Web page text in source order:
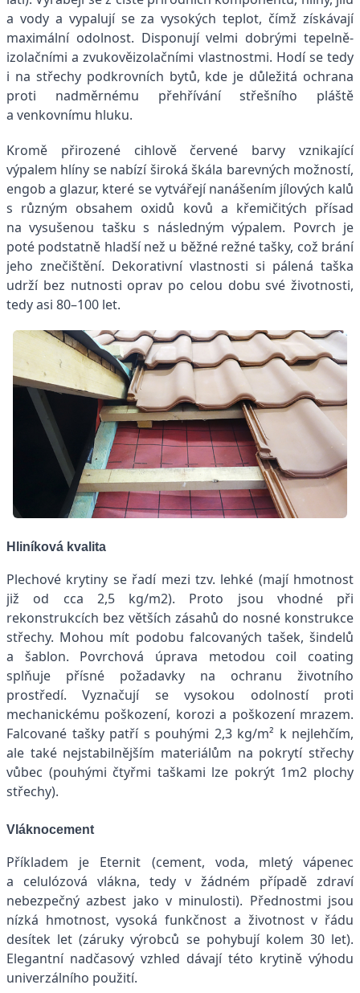
a vody a vypalují se za vysokých teplot, čímž získávají
maximální odolnost. Disponují velmi dobrými tepelně­
izolačními a zvukověizolačními vlastnostmi. Hodí se tedy
i na střechy podkrovních bytů, kde je důležitá ochrana
proti nadměrnému přehřívání střešního pláště
a venkovnímu hluku.
Kromě přirozené cihlově červené barvy vznikající
výpalem hlíny se nabízí široká škála barevných možností,
engob a glazur, které se vytvářejí nanášením jílových kalů
s různým obsahem oxidů kovů a křemičitých přísad
na vysušenou tašku s následným výpalem. Povrch je
poté podstatně hladší než u běžné režné tašky, což brání
jeho znečištění. Dekorativní vlastnosti si pálená taška
udrží bez nutnosti oprav po celou dobu své životnosti,
tedy asi 80–100 let.
Hliníková kvalita
Plechové krytiny se řadí mezi tzv. lehké (mají hmotnost
již od cca 2,5 kg/m2). Proto jsou vhodné při
rekonstrukcích bez větších zásahů do nosné konstrukce
střechy. Mohou mít podobu falcovaných tašek, šindelů
a šablon. Povrchová úprava metodou coil coating
splňuje přísné požadavky na ochranu životního
prostředí. Vyznačují se vysokou odolností proti
mechanickému poškození, korozi a poškození mrazem.
Falcované tašky patří s pouhými 2,3 kg/m² k nejlehčím,
ale také nejstabilnějším materiálům na pokrytí střechy
vůbec (pouhými čtyřmi taškami lze pokrýt 1m2 plochy
střechy).
Vláknocement
Příkladem je Eternit (cement, voda, mletý vápenec
a celulózová vlákna, tedy v žádném případě zdraví
nebezpečný azbest jako v minulosti). Přednostmi jsou
nízká hmotnost, vysoká funkčnost a životnost v řádu
desítek let (záruky výrobců se pohybují kolem 30 let).
Elegantní nadčasový vzhled dávají této krytině výhodu
univerzálního použití.